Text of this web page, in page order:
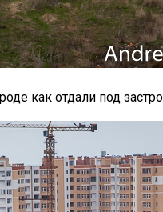
как отдали под